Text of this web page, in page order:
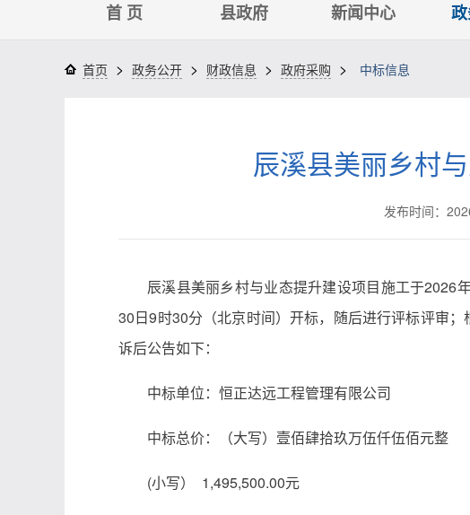
首 页 县政府 新闻中心
首页 > 政务公开 > 财政信息 > 政府采购 > 中标信息
辰溪县美丽乡村
发布时间：
辰溪县美丽乡村与业态提升建设项目施工于2026
30日9时30分（北京时间）开标，随后进行评标评审
诉后公告如下：
中标单位：恒正达远工程管理有限公司
中标总价：（大写）壹佰肆拾玖万伍仟伍佰元整
(小写） 1,495,500.00元